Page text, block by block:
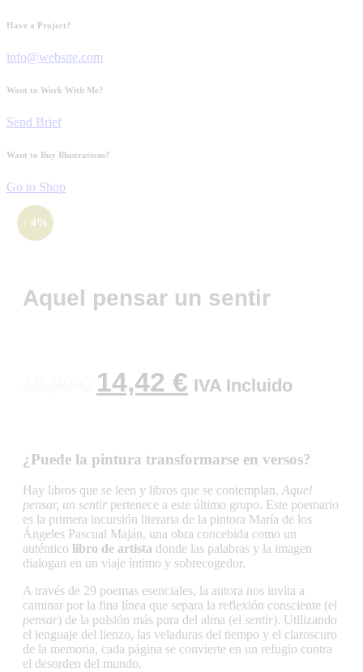
Have a Project?
info@website.com
Want to Work With Me?
Send Brief
Want to Buy Illustrations?
Go to Shop
↓ 4%
Aquel pensar un sentir
14,42 € IVA Incluido
¿Puede la pintura transformarse en versos?
Hay libros que se leen y libros que se contemplan. Aquel
pensar, un sentir pertenece a este último grupo. Este poemario
es la primera incursión literaria de la pintora María de los
Ángeles Pascual Maján, una obra concebida como un
auténtico libro de artista donde las palabras y la imagen
dialogan en un viaje íntimo y sobrecogedor.
A través de 29 poemas esenciales, la autora nos invita a
caminar por la fina línea que separa la reflexión consciente (el
pensar) de la pulsión más pura del alma (el sentir). Utilizando
el lenguaje del lienzo, las veladuras del tiempo y el claroscuro
de la memoria, cada página se convierte en un refugio contra
el desorden del mundo.